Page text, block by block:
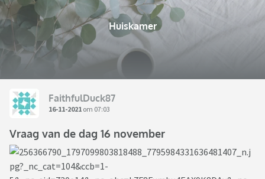
Huiskamer
FaithfulDuck87
16-11-2021 om 07:03
Vraag van de dag 16 november